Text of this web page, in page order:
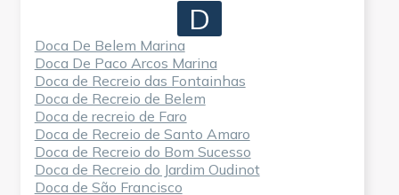
D
Doca De Belem Marina
Doca De Paco Arcos Marina
Doca de Recreio das Fontainhas
Doca de Recreio de Belem
Doca de recreio de Faro
Doca de Recreio de Santo Amaro
Doca de Recreio do Bom Sucesso
Doca de Recreio do Jardim Oudinot
Doca de São Francisco